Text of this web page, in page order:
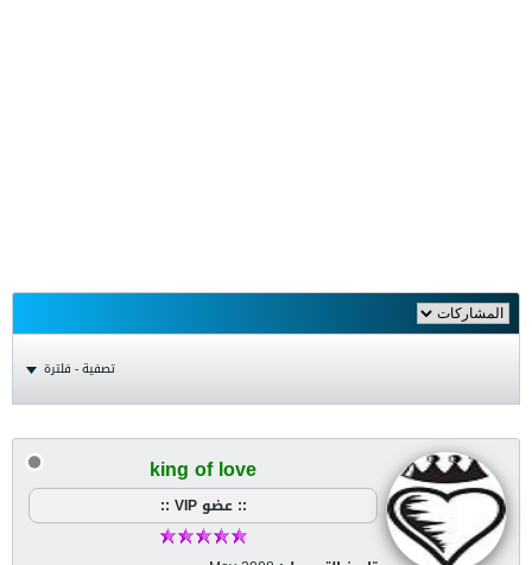
تصفية - فلترة
king of love
:: عضو VIP ::